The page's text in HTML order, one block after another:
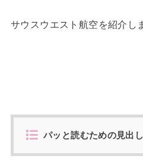
サウスウエスト航空を紹介し
パッと読むための見出し